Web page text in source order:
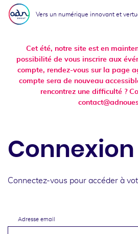
Aller au menu
Aller au contenu
Vers un numérique innovant et
Cet été, notre site est en
possibilité de vous inscrire aux
compte, rendez-vous sur la page
compte sera de nouveau
rencontrez une difficulté ?
Connexion
Connectez-vous pour accéder à
Adresse email